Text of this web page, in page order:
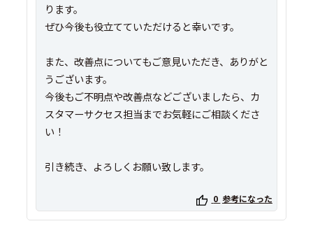
ります。
ぜひ今後も役立てていただけると幸いです。
また、改善点についてもご意見いただき、ありがと
うございます。
今後もご不明点や改善点などございましたら、カ
スタマーサクセス担当までお気軽にご相談くださ
い！
引き続き、よろしくお願い致します。
0 参考になった